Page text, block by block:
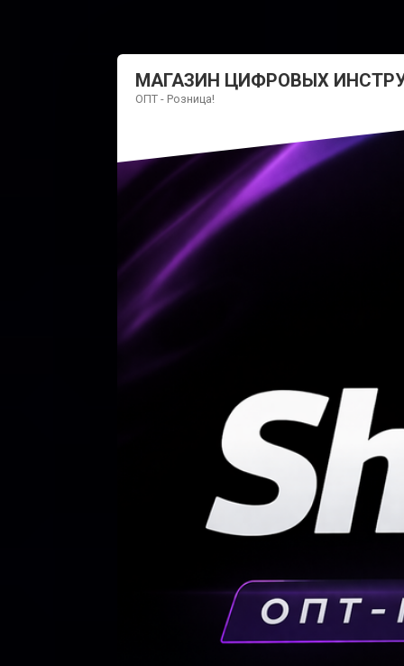
МАГАЗИН ЦИФРОВЫХ
ОПТ - Розница!